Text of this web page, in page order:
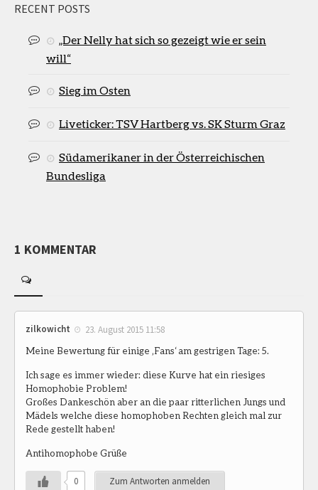
RECENT POSTS
„Der Nelly hat sich so gezeigt wie er sein
will“
Sieg im Osten
Liveticker: TSV Hartberg vs. SK Sturm Graz
Südamerikaner in der Österreichischen
Bundesliga
1 KOMMENTAR
zilkowicht 23. August 2015 11:58
Meine Bewertung für einige ‚Fans‘ am gestrigen Tage: 5.
Ich sage es immer wieder: diese Kurve hat ein riesiges
Homophobie Problem!
Großes Dankeschön aber an die paar ritterlichen Jungs und
Mädels welche diese homophoben Rechten gleich mal zur
Rede gestellt haben!
Antihomophobe Grüße
0 Zum Antworten anmelden